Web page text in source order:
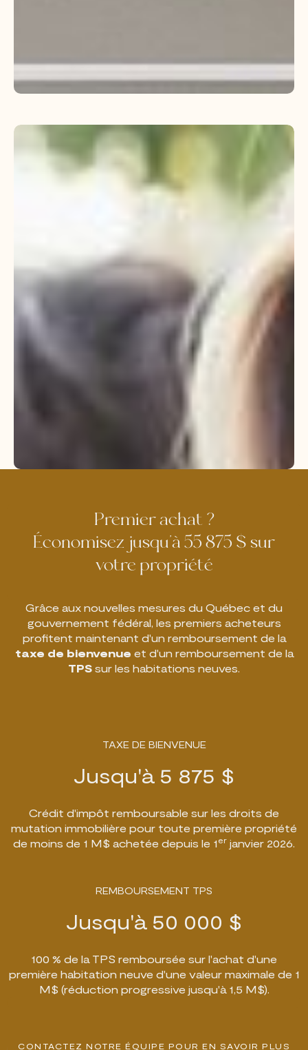
Premier achat ?
Économisez jusqu'à 55 875 $ sur
votre propriété
Grâce aux nouvelles mesures du Québec et du
gouvernement fédéral, les premiers acheteurs
profitent maintenant d'un remboursement de la
taxe de bienvenue et d'un remboursement de la
TPS sur les habitations neuves.
TAXE DE BIENVENUE
Jusqu'à 5 875 $
Crédit d'impôt remboursable sur les droits de
mutation immobilière pour toute première propriété
de moins de 1 M$ achetée depuis le 1er janvier 2026.
REMBOURSEMENT TPS
Jusqu'à 50 000 $
100 % de la TPS remboursée sur l'achat d'une
première habitation neuve d'une valeur maximale de 1
M$ (réduction progressive jusqu'à 1,5 M$).
CONTACTEZ NOTRE ÉQUIPE POUR EN SAVOIR PLUS